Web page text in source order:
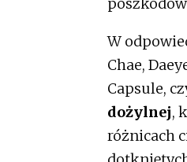
W
Chae,
Capsule,
dożylnej,
różnicach